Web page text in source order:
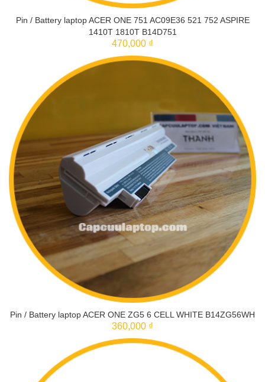
Pin / Battery laptop ACER ONE 751 AC09E36 521 752 ASPIRE
1410T 1810T B14D751
470,000 ₫
Pin / Battery laptop ACER ONE ZG5 6 CELL WHITE B14ZG56WH
360,000 ₫